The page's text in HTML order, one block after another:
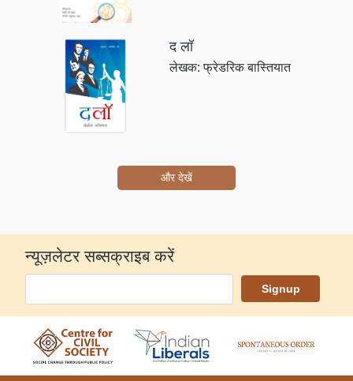
द लॉ
लेखक: फ्रेडरिक बास्तियात
और देखें
न्यूज़लेटर सब्सक्राइब करें